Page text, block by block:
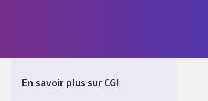
En savoir plus sur CGI